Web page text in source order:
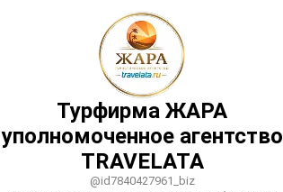
Турфирма ЖАРА
уполномоченное агентство
TRAVELATA
@id7840427961_biz